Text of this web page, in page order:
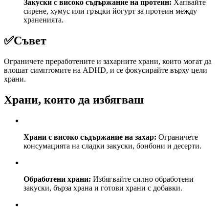
Закуски с високо съдържание на протеин: Хапвайте
сирене, хумус или гръцки йогурт за протеин между
храненията.
✅Съвет
Ограничете преработените и захарните храни, които могат да
влошат симптомите на ADHD, и се фокусирайте върху цели
храни.
Храни, които да избягваш
Храни с високо съдържание на захар: Ограничете
консумацията на сладки закуски, бонбони и десерти.
Обработени храни: Избягвайте силно обработени
закуски, бърза храна и готови храни с добавки.